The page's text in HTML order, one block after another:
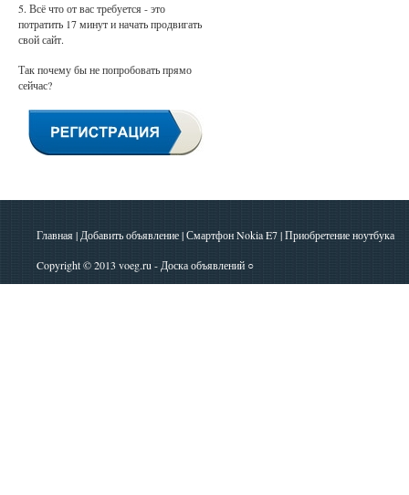
5. Всё что от вас требуется - это
потратить 17 минут и начать продвигать
свой сайт.
Так почему бы не попробовать прямо
сейчас?
Главная|Добавить объявление|Смартфон Nokia E7|Приобретение ноутбука
Copyright © 2013 voeg.ru - Доска объявлений ○